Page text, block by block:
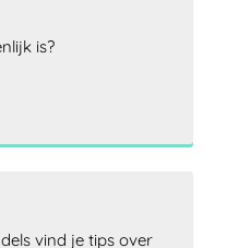
is?
vind je tips over